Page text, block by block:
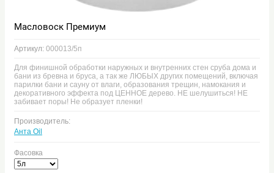
Масловоск Премиум
Артикул: 000013/5п
Для финишной обработки наружных и внутренних стен сруба дома и
бани из бревна и бруса, а так же ЛЮБЫХ других помещений, включая
парилки бани и сауну от влаги, образования трещин, намокания и
декоративного эффекта под ЦЕННОЕ дерево. НЕ шелушиться! НЕ
забивает поры! Не образует пленки!
Производитель:
Анта Oil
Фасовка